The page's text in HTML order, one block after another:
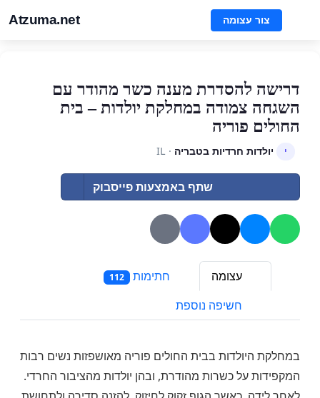
Atzuma.net צור עצומה
דרישה להסדרת מענה כשר מהודר עם
השגחה צמודה במחלקת יולדות – בית
החולים פוריה
י יולדות חרדיות בטבריה · IL
שתף באמצעות פייסבוק
עצומה חתימות 112
חשיפה נוספת
במחלקת היולדות בבית החולים פוריה מאושפזות נשים רבות
המקפידות על כשרות מהודרת, ובהן יולדות מהציבור החרדי.